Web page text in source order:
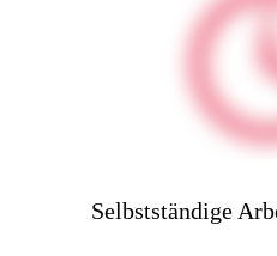
Selbstständige